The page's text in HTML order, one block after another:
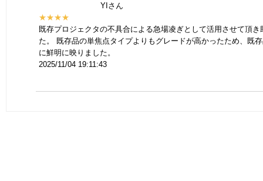
YIさん
★★★★
既存プロジェクタの不具合による急場凌ぎとして活用させて頂き
た。 既存品の単焦点タイプよりもグレードが高かったため、既
に鮮明に映りました。
2025/11/04 19:11:43